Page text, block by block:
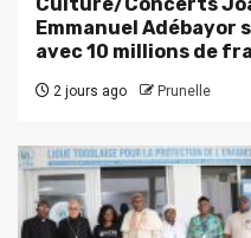
Emmanuel Adébayor
avec 10 millions de
2 jours ago Prunelle